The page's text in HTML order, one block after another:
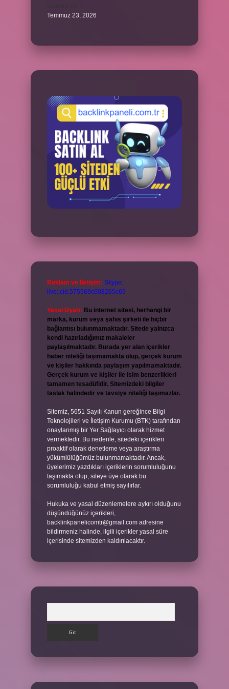
Temmuz 23, 2026
Reklam ve İletişim: Skype:
live:.cid.575569c608265c69
Yasal Uyarı: Bu internet sitesi, herhangi bir
marka, kurum veya şahıs şirketi ile hiçbir
bağlantısı bulunmamaktadır. Sitede yalnızca
kendi hazırladığımız makaleler
paylaşılmaktadır. Burada yer alan içerikler
haber niteliği taşımamakta olup, gerçek kurum
ve kişiler hakkında paylaşım yapılmamaktadır.
Gerçek kurum ve kişiler ile isim benzerlikleri
tamamen tesadüfidir. Sitemizdeki bilgiler
taslak halindedir ve tavsiye niteliği taşımazlar.
Sitemiz, 5651 Sayılı Kanun gereğince Bilgi
Teknolojileri ve İletişim Kurumu (BTK) tarafından
onaylanmış bir Yer Sağlayıcı olarak hizmet
vermektedir. Bu nedenle, sitedeki içerikleri
proaktif olarak denetleme veya araştırma
yükümlülüğümüz bulunmamaktadır. Ancak,
üyelerimiz yazdıkları içeriklerin sorumluluğunu
taşımakta olup, siteye üye olarak bu
sorumluluğu kabul etmiş sayılırlar.
Hukuka ve yasal düzenlemelere aykırı olduğunu
düşündüğünüz içerikleri,
backlinkpanelicomtr@gmail.com adresine
bildirmeniz halinde, ilgili içerikler yasal süre
içerisinde sitemizden kaldırılacaktır.